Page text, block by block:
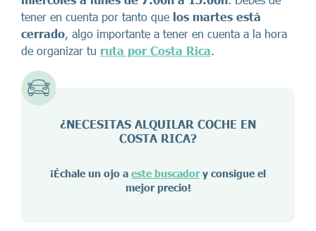
tener en cuenta por tanto que los martes está
cerrado, algo importante a tener en cuenta a la hora
de organizar tu ruta por Costa Rica.
¿NECESITAS ALQUILAR COCHE EN
COSTA RICA?
¡Échale un ojo a este buscador y consigue el
mejor precio!